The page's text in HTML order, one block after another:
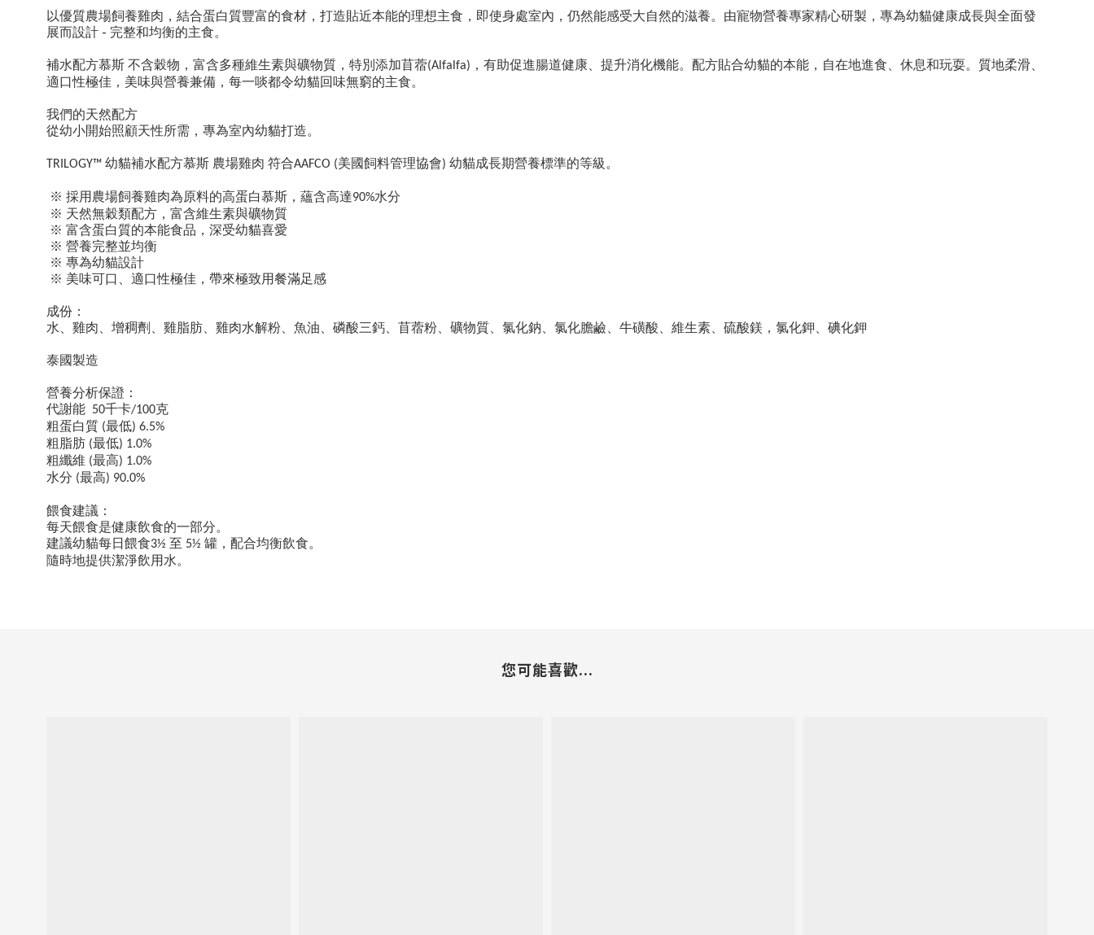
以優質農場飼養雞肉，結合蛋白質豐富的食材，打造貼近本能的理想主食，即使身處室內，仍然能感受大自然的滋養。由寵物營養專家精心研製，專為幼貓健康成長與全面發
展而設計 - 完整和均衡的主食。
補水配方慕斯 不含穀物， 富含多種維生素與礦物質，特別添加苜蓿(Alfalfa) ，有助促進腸道健康、提升消化機能。配方貼合幼貓的本能，自在地進食、休息和玩耍。質地柔滑、
適口性極佳，美味與營養兼備，每一啖都令幼貓回味無窮的主食。
我們的天然配方
從幼小開始照顧天性所需，專為室內幼貓打造。
TRILOGY™ 幼貓補水配方慕斯 農場雞肉 符合AAFCO (美國飼料管理協會) 幼貓成長期營養標準的等級。
※ 採用農場飼養雞肉為原料的高蛋白慕斯，蘊含高達90%水分
※ 天然無穀類配方，富含維生素與礦物質
※ 富含蛋白質的本能食品，深受幼貓喜愛
※ 營養完整並均衡
※ 專為幼貓設計
※ 美味可口、適口性極佳，帶來極致用餐滿足感
成份 ：
水、雞肉、增稠劑、雞脂肪、雞肉水解粉、魚油、磷酸三鈣、苜蓿粉、礦物質、氯化鈉、氯化膽鹼、牛磺酸、維生素、硫酸鎂，氯化鉀、碘化鉀
泰國製造
營養分析保證：
代謝能 50千卡/100克
粗蛋白質 (最低) 6.5%
粗脂肪 (最低) 1.0%
粗纖維 (最高) 1.0%
水分 (最高) 90.0%
餵食建議：
每天餵食是健康飲食的一部分。
建議幼貓每日餵食3½ 至 5½ 罐，配合均衡飲食。
隨時地提供潔淨飲用水。
您可能喜歡...